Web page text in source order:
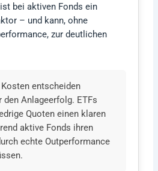
bei aktiven Fonds ein
– und kann, ohne
zur deutlichen
Kosten entscheiden
den Anlageerfolg. ETFs
Quoten einen klaren
aktive Fonds ihren
echte Outperformance